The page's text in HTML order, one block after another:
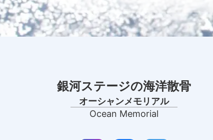
銀河ステージの海洋散骨
オーシャンメモリアル
Ocean Memorial